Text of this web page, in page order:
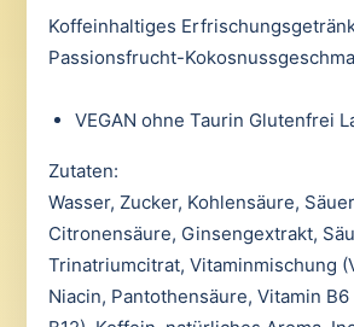
Koffeinhaltiges
Passionsfrucht-
VEGAN ohne Taurin Glutenfrei
Zutaten:
Wasser, Zucker, Kohlensäure,
Citronensäure, Ginsengextrakt,
Trinatriumcitrat, Vitaminmischung
Niacin, Pantothensäure, Vitamin